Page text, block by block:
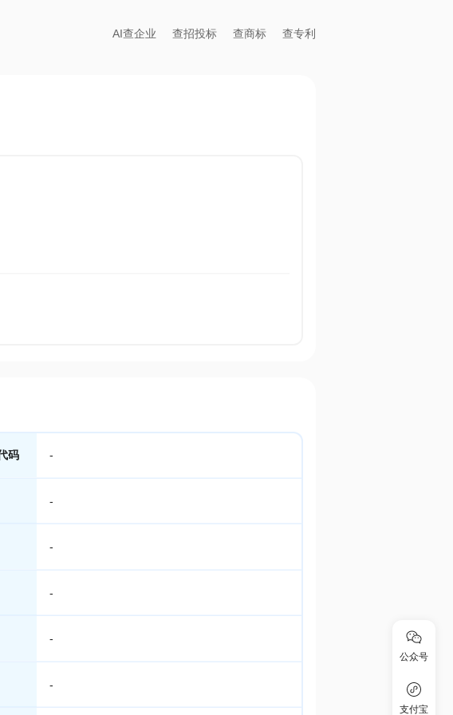
AI查企业 查招投标 查商标 查专利
码 -
-
-
-
-
-
公众号
支付宝